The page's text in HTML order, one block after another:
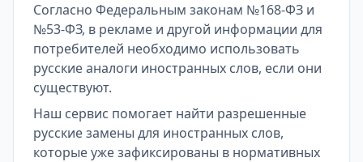
Согласно Федеральным законам №168-ФЗ и
№53-ФЗ, в рекламе и другой информации для
потребителей необходимо использовать
русские аналоги иностранных слов, если они
существуют.
Наш сервис помогает найти разрешенные
русские замены для иностранных слов,
которые уже зафиксированы в нормативных